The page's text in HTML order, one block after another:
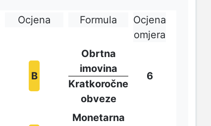
Ocjena Formula
Ocjena
omjera
B
Obrtna
imovina
Kratkoročne
obveze
6
Monetarna